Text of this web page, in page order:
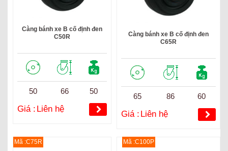
Càng bánh xe B cố định đen
C50R
50 66 50
Giá : Liên hệ
Càng bánh xe B cố định đen
C65R
65 86 60
Giá : Liên hệ
Mã :C75R Mã :C100P